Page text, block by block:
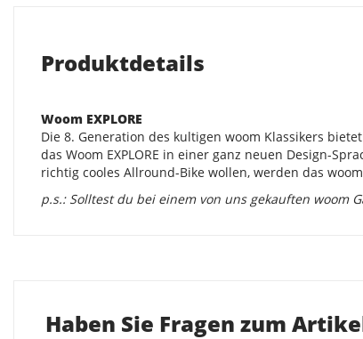
Produktdetails
Woom EXPLORE
Die 8. Generation des kultigen woom Klassikers
das Woom EXPLORE in einer ganz neuen Design-
richtig cooles Allround-Bike wollen, werden das woom
p.s.: Solltest du bei einem von uns gekauften woom
Haben Sie Fragen zum